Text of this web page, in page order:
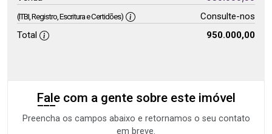
(ITBI, Registro, Escritura e Certidões)
Consulte-nos
Total
950.000,00
Fale com a gente sobre este imóvel
Preencha os campos abaixo e retornamos o seu contato
em breve.